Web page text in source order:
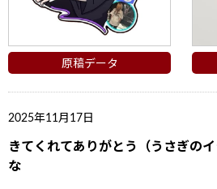
原稿データ
2025年11月17日
きてくれてありがとう（うさぎの
な